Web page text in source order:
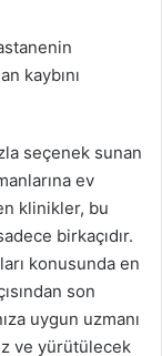
kaybını
seçenek sunan
ev
klinikler, bu
birkaçıdır.
konusunda en
son
uygun uzmanı
ve yürütülecek